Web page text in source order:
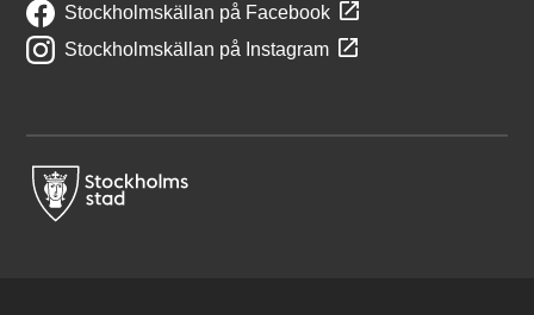
Stockholmskällan på Facebook
Stockholmskällan på Instagram